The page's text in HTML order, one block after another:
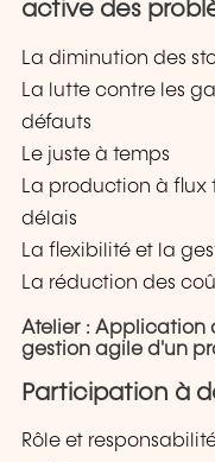
active des
La diminution des
La lutte contre les
défauts
Le juste à temps
La production à flux
délais
La flexibilité et la
La réduction des
Atelier : Application
gestion agile d'un
Participation à
Rôle et